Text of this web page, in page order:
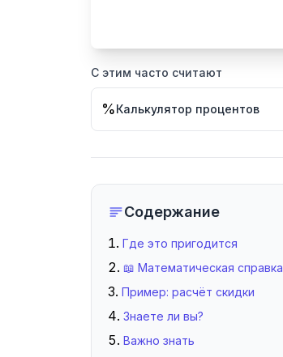
С этим часто считают
%Калькулятор процентов
Содержание
Где это пригодится
📖 Математическая справка
Пример: расчёт скидки
Знаете ли вы?
Важно знать